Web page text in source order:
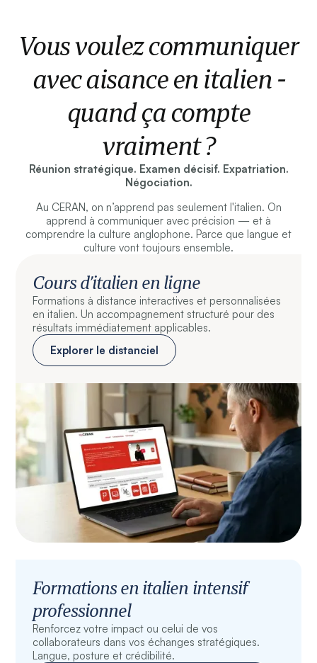
Vous voulez communiquer
avec aisance en italien -
quand ça compte
vraiment ?
Réunion stratégique. Examen décisif. Expatriation.
Négociation.
Au CERAN, on n’apprend pas seulement l'italien. On
apprend à communiquer avec précision — et à
comprendre la culture anglophone. Parce que langue et
culture vont toujours ensemble.
Cours d’italien en ligne
Formations à distance interactives et personnalisées
en italien. Un accompagnement structuré pour des
résultats immédiatement applicables.
Explorer le distanciel
Formations en italien intensif
professionnel
Renforcez votre impact ou celui de vos
collaborateurs dans vos échanges stratégiques.
Langue, posture et crédibilité.